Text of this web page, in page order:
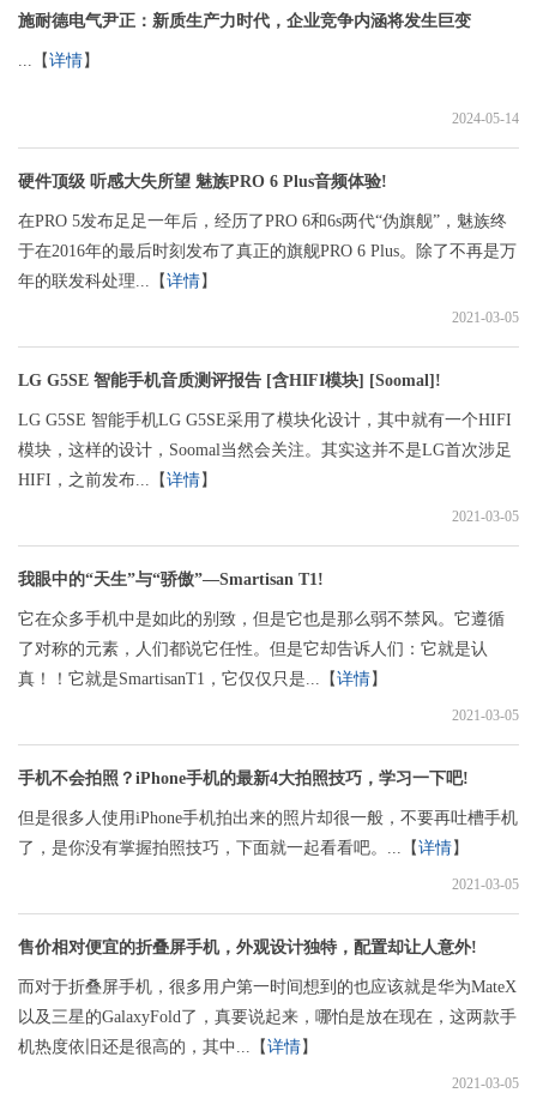
施耐德电气尹正：新质生产力时代，企业竞争内涵将发生巨变
...【详情】
2024-05-14
硬件顶级 听感大失所望 魅族PRO 6 Plus音频体验!
在PRO 5发布足足一年后，经历了PRO 6和6s两代“伪旗舰”，魅族终
于在2016年的最后时刻发布了真正的旗舰PRO 6 Plus。除了不再是万
年的联发科处理...【详情】
2021-03-05
LG G5SE 智能手机音质测评报告 [含HIFI模块] [Soomal]!
LG G5SE 智能手机LG G5SE采用了模块化设计，其中就有一个HIFI
模块，这样的设计，Soomal当然会关注。其实这并不是LG首次涉足
HIFI，之前发布...【详情】
2021-03-05
我眼中的“天生”与“骄傲”—Smartisan T1!
它在众多手机中是如此的别致，但是它也是那么弱不禁风。它遵循
了对称的元素，人们都说它任性。但是它却告诉人们：它就是认
真！！它就是SmartisanT1，它仅仅只是...【详情】
2021-03-05
手机不会拍照？iPhone手机的最新4大拍照技巧，学习一下吧!
但是很多人使用iPhone手机拍出来的照片却很一般，不要再吐槽手机
了，是你没有掌握拍照技巧，下面就一起看看吧。...【详情】
2021-03-05
售价相对便宜的折叠屏手机，外观设计独特，配置却让人意外!
而对于折叠屏手机，很多用户第一时间想到的也应该就是华为MateX
以及三星的GalaxyFold了，真要说起来，哪怕是放在现在，这两款手
机热度依旧还是很高的，其中...【详情】
2021-03-05